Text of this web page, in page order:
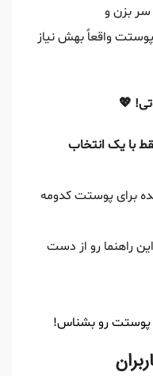
سر بزن و
واقعاً بهش نیاز
💖
با یک انتخاب
برای پوستت کدومه
راهنما رو از دست
پوستت رو بشناس!